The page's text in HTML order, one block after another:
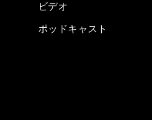
ビデオ
ポッドキャスト